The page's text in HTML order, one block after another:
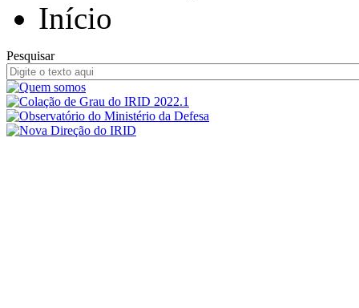
Início
Pesquisar